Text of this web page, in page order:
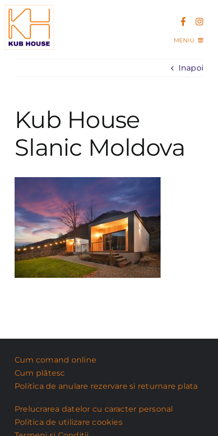
Skip
content
MENIU
Inapoi
Kub House
Slanic Moldova
Cum comand online
Cum plătesc
Politica de anulare rezervare si returnare plata
Prelucrarea datelor cu caracter personal
Politica de utilizare cookies